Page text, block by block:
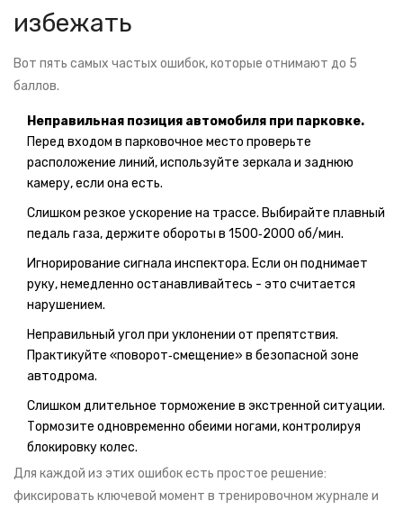
избежать
Вот пять самых частых ошибок, которые отнимают до 5
баллов.
Неправильная позиция автомобиля при парковке.
Перед входом в парковочное место проверьте
расположение линий, используйте зеркала и заднюю
камеру, если она есть.
Слишком резкое ускорение на трассе. Выбирайте плавный
педаль газа, держите обороты в 1500‑2000 об/мин.
Игнорирование сигнала инспектора. Если он поднимает
руку, немедленно останавливайтесь - это считается
нарушением.
Неправильный угол при уклонении от препятствия.
Практикуйте «поворот‑смещение» в безопасной зоне
автодрома.
Слишком длительное торможение в экстренной ситуации.
Тормозите одновременно обеими ногами, контролируя
блокировку колес.
Для каждой из этих ошибок есть простое решение:
фиксировать ключевой момент в тренировочном журнале и